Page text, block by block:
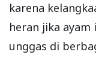
karena
heran jika
unggas di